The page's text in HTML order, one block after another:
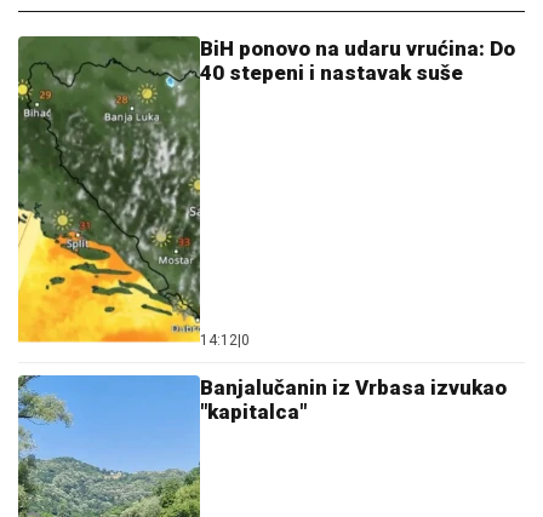
BiH ponovo na udaru vrućina: Do
40 stepeni i nastavak suše
14:12 0
Banjalučanin iz Vrbasa izvukao
"kapitalca"